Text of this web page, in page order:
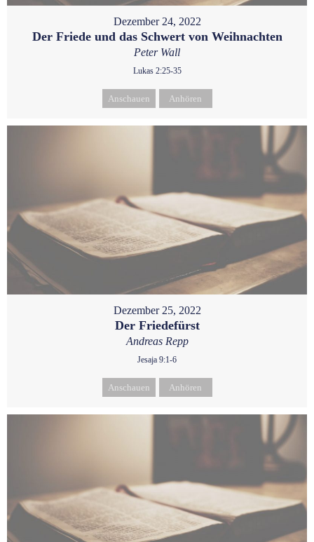
Dezember 24, 2022
Der Friede und das Schwert von Weihnachten
Peter Wall
Lukas 2:25-35
Anschauen Anhören
Dezember 25, 2022
Der Friedefürst
Andreas Repp
Jesaja 9:1-6
Anschauen Anhören